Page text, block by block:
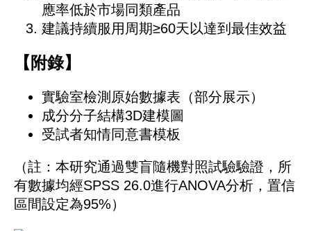
應率低於市場同類產品
建議持續服用周期≥60天以達到最佳效益
【附錄】
實驗室檢測原始數據表（部分展示）
成分分子結構3D建模圖
受試者知情同意書模板
（註：本研究通過雙盲隨機對照試驗驗證，所
有數據均經SPSS 26.0進行ANOVA分析，置信
區間設定為95%）